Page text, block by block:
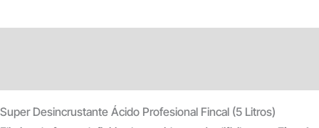
Super Desincrustante Ácido Profesional Fincal (5 Litros)